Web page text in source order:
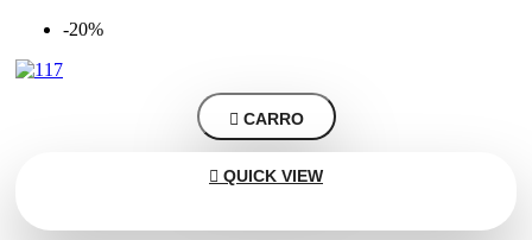
-20%
 CARRO
 QUICK VIEW